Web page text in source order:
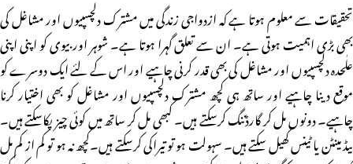
تحقیقات سے معلوم ہوتا ہے کہ ازدواجی زندگی میں مشترک دلچسپیوں اور مشاغل کی
بھی بڑی اہمیت ہوتی ہے۔ ان سے تعلق گہرا ہوتا ہے۔ شوہر اور بیوی کو اپنی اپنی
علٰحدہ دلچسپیوں اور مشاغل کی بھی قدر کرنی چاہیے اور اس کے لئے ایک دوسرے کو
موقع دینا چاہیے اور ساتھ ہی کچھ مشترک دلچسپیوں اور مشاغل کو بھی اختیار کرنا
چاہیے۔ دونوں مل کر گارڈننگ کرسکتے ہیں۔ کبھی مل کر ساتھ میں کوئی چیز پکاسکتے ہیں۔
بیڈ مینٹن یا ٹینس کھیل سکتے ہیں۔ سہولت ہو تو تیراکی کرسکتے ہیں۔کچھ نہ ہو تو کم از کم مل